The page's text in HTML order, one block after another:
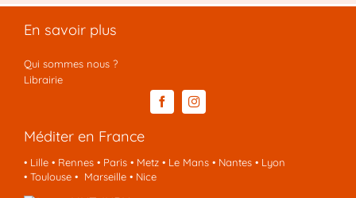
En savoir plus
Qui sommes nous ?
Librairie
Méditer en France
• Lille• Rennes• Paris• Metz• Le Mans• Nantes• Lyon
• Toulouse• Marseille• Nice